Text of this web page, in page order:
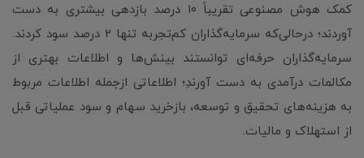
کمک هوش مصنوعی تقریباً ۱۰ درصد بازدهی بیشتری به دست
آوردند؛ درحالی‌که سرمایه‌گذاران کم‌تجربه تنها ۲ درصد سود کردند.
سرمایه‌گذاران حرفه‌ای توانستند بینش‌ها و اطلاعات بهتری از
مکالمات درآمدی به دست آورندِ؛ اطلاعاتی ازجمله اطلاعات مربوط
به هزینه‌های تحقیق و توسعه، بازخرید سهام و سود عملیاتی قبل
از استهلاک و مالیات.